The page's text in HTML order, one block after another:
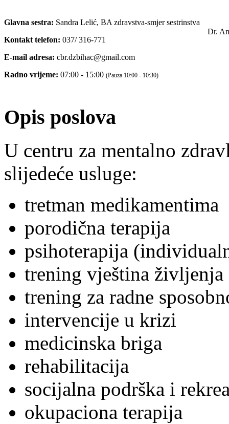
Glavna sestra: Sandra Lelić, BA zdravstva-smjer sestrinstva
Kontakt telefon: 037/ 316-771
E-mail adresa: cbr.dzbihac@gmail.com
Radno vrijeme: 07:00 - 15:00 (Pauza 10:00 - 10:30)
Dr.
Opis poslova
U centru za mentalno
slijedeće usluge:
tretman medikamentima
porodična terapija
psihoterapija
trening vještina življenja
trening za radne
intervencije u krizi
medicinska briga
rehabilitacija
socijalna podrška i
okupaciona terapija